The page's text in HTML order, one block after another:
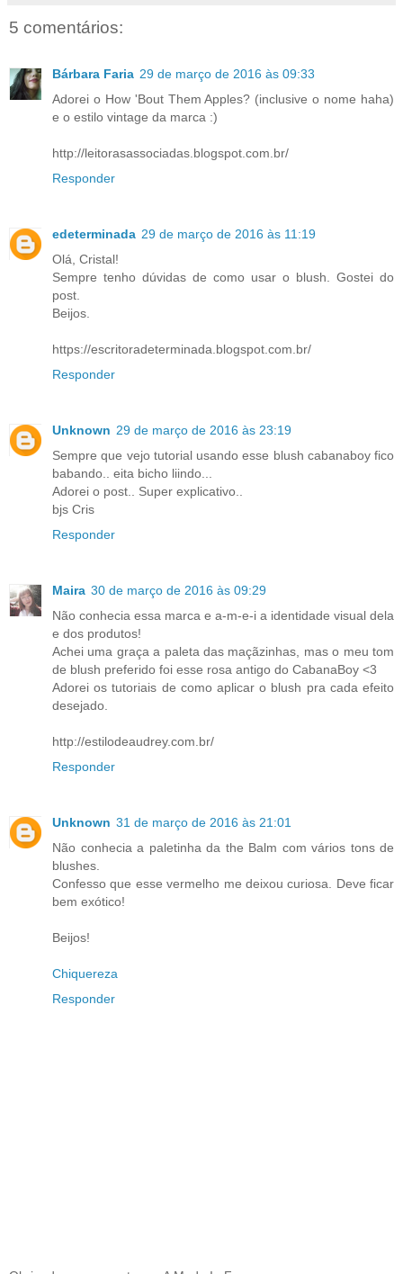
5 comentários:
Bárbara Faria 29 de março de 2016 às 09:33
Adorei o How 'Bout Them Apples? (inclusive o nome haha)
e o estilo vintage da marca :)
http://leitorasassociadas.blogspot.com.br/
Responder
edeterminada 29 de março de 2016 às 11:19
Olá, Cristal!
Sempre tenho dúvidas de como usar o blush. Gostei do
post.
Beijos.
https://escritoradeterminada.blogspot.com.br/
Responder
Unknown 29 de março de 2016 às 23:19
Sempre que vejo tutorial usando esse blush cabanaboy fico
babando.. eita bicho liindo...
Adorei o post.. Super explicativo..
bjs Cris
Responder
Maira 30 de março de 2016 às 09:29
Não conhecia essa marca e a-m-e-i a identidade visual dela
e dos produtos!
Achei uma graça a paleta das maçãzinhas, mas o meu tom
de blush preferido foi esse rosa antigo do CabanaBoy <3
Adorei os tutoriais de como aplicar o blush pra cada efeito
desejado.
http://estilodeaudrey.com.br/
Responder
Unknown 31 de março de 2016 às 21:01
Não conhecia a paletinha da the Balm com vários tons de
blushes.
Confesso que esse vermelho me deixou curiosa. Deve ficar
bem exótico!
Beijos!
Chiquereza
Responder